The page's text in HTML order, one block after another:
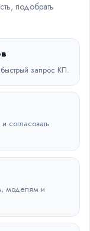
подобрать
запрос КП.
согласовать
моделям и